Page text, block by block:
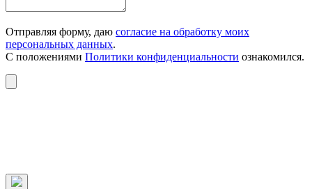
Отправляя форму, даю согласие на обработку моих
персональных данных.
С положениями Политики конфиденциальности ознакомился.